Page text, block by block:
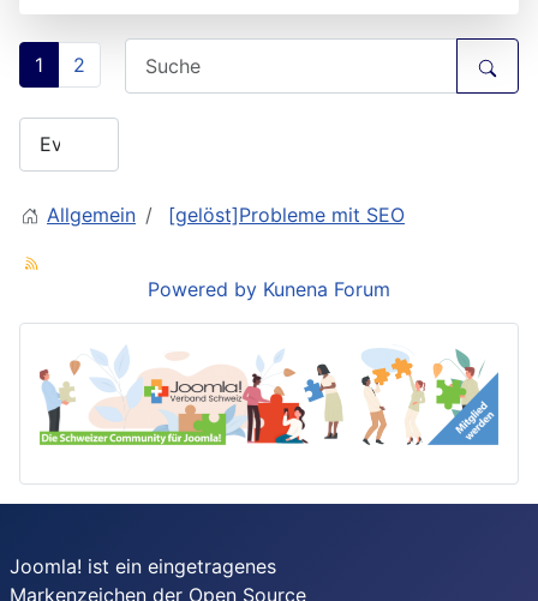
1 2
Allgemein [gelöst]Probleme mit SEO
Powered by Kunena Forum
Joomla! ist ein eingetragenes
Markenzeichen der Open Source